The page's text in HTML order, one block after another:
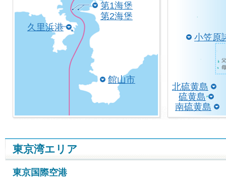
第1海堡
第2海堡
久里浜港
館山市
小笠原
北硫黄島
硫黄島
南硫黄島
東京湾エリア
東京国際空港